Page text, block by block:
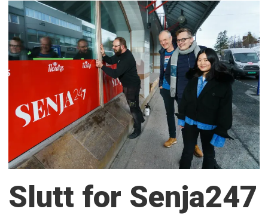
Slutt for Senja247